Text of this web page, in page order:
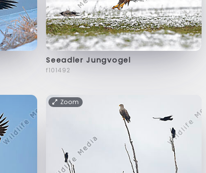
Seeadler Jungvogel
f101492
Zoom